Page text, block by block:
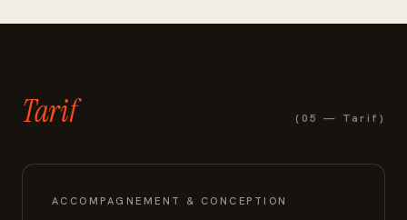
Tarif (05 — Tarif)
ACCOMPAGNEMENT & CONCEPTION